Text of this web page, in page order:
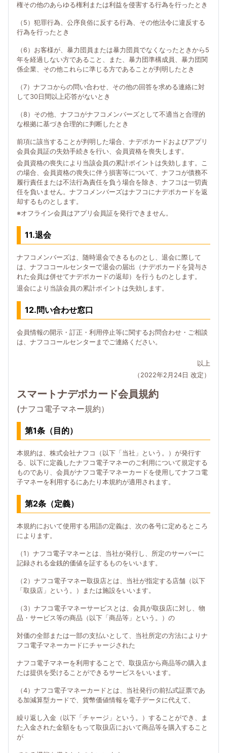
権その他のあらゆる権利または利益を侵害する行為を行ったとき
（5）犯罪行為、公序良俗に反する行為、その他法令に違反する
行為を行ったとき
（6）お客様が、暴力団員または暴力団員でなくなったときから5
年を経過しない方であること、また、暴力団準構成員、暴力団関
係企業、その他これらに準じる方であることが判明したとき
（7）ナフコからの問い合わせ、その他の回答を求める連絡に対
して30日間以上応答がないとき
（8）その他、ナフコがナフコメンバーズとして不適当と合理的
な根拠に基づき合理的に判断したとき
前項に該当することが判明した場合、ナデポカードおよびアプリ
会員会員証の失効手続きを行い、会員資格を喪失します。
会員資格の喪失により当該会員の累計ポイントは失効します。こ
の場合、会員資格の喪失に伴う損害等について、ナフコが債務不
履行責任または不法行為責任を負う場合を除き、ナフコは一切責
任を負いません。ナフコメンバーズはナフコにナデポカードを返
却するものとします。
※オフライン会員はアプリ会員証を発行できません。
11.退会
ナフコメンバーズは、随時退会できるものとし、退会に際して
は、ナフココールセンターで退会の届出（ナデポカードを貸与さ
れた会員は併せてナデポカードの返却）を行うものとします。
退会により当該会員の累計ポイントは失効します。
12.問い合わせ窓口
会員情報の開示・訂正・利用停止等に関するお問合わせ・ご相談
は、ナフココールセンターまでご連絡ください。
以上
（2022年2月24日 改定）
スマートナデポカード会員規約
(ナフコ電子マネー規約）
第1条（目的）
本規約は、株式会社ナフコ（以下「当社」という。）が発行す
る、以下に定義したナフコ電子マネーのご利用について規定する
ものであり、会員がナフコ電子マネーカードを使用してナフコ電
子マネーを利用するにあたり本規約が適用されます。
第2条（定義）
本規約において使用する用語の定義は、次の各号に定めるところ
によります。
（1）ナフコ電子マネーとは、当社が発行し、所定のサーバーに
記録される金銭的価値を証するものをいいます。
（2）ナフコ電子マネー取扱店とは、当社が指定する店舗（以下
「取扱店」という。）または施設をいいます。
（3）ナフコ電子マネーサービスとは、会員が取扱店に対し、物
品・サービス等の商品（以下「商品等」という。）の
対価の全部または一部の支払いとして、当社所定の方法によりナ
フコ電子マネーカードにチャージされた
ナフコ電子マネーを利用することで、取扱店から商品等の購入ま
たは提供を受けることができるサービスをいいます。
（4）ナフコ電子マネーカードとは、当社発行の前払式証票であ
る加減算型カードで、貨幣価値情報を電子データに代えて、
繰り返し入金（以下「チャージ」という。）することができ、ま
た入金された金額をもって取扱店において商品等を購入すること
が